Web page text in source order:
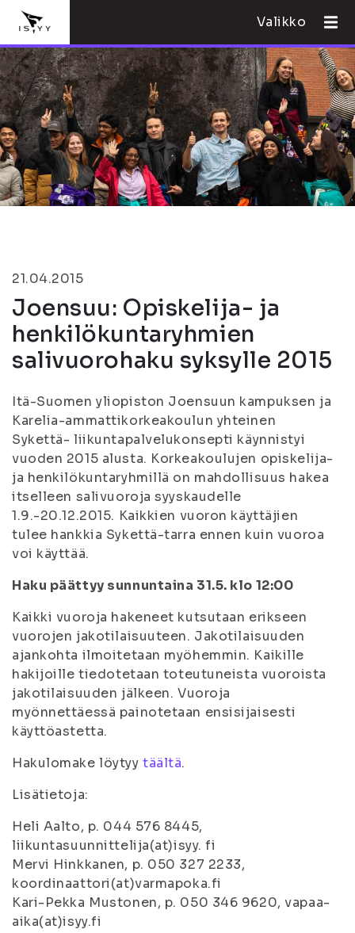
Valikko
21.04.2015
Joensuu: Opiskelija- ja
henkilökuntaryhmien
salivuorohaku syksylle 2015
Itä-Suomen yliopiston Joensuun kampuksen ja
Karelia-ammattikorkeakoulun yhteinen
Sykettä- liikuntapalvelukonsepti käynnistyi
vuoden 2015 alusta. Korkeakoulujen opiskelija-
ja henkilökuntaryhmillä on mahdollisuus hakea
itselleen salivuoroja syyskaudelle
1.9.-20.12.2015. Kaikkien vuoron käyttäjien
tulee hankkia Sykettä-tarra ennen kuin vuoroa
voi käyttää.
Haku päättyy sunnuntaina 31.5. klo 12:00
Kaikki vuoroja hakeneet kutsutaan erikseen
vuorojen jakotilaisuuteen. Jakotilaisuuden
ajankohta ilmoitetaan myöhemmin. Kaikille
hakijoille tiedotetaan toteutuneista vuoroista
jakotilaisuuden jälkeen. Vuoroja
myönnettäessä painotetaan ensisijaisesti
käyttöastetta.
Hakulomake löytyytäältä.
Lisätietoja:
Heli Aalto, p. 044 576 8445,
liikuntasuunnittelija(at)isyy. fi
Mervi Hinkkanen, p. 050 327 2233,
koordinaattori(at)varmapoka.fi
Kari-Pekka Mustonen, p. 050 346 9620, vapaa-
aika(at)isyy.fi